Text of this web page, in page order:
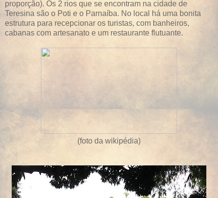
proporção). Os 2 rios que se encontram na cidade de
Teresina são o Poti e o Parnaíba. No local há uma bonita
estrutura para recepcionar os turistas, com banheiros,
cabanas com artesanato e um restaurante flutuante.
(foto da wikipédia)